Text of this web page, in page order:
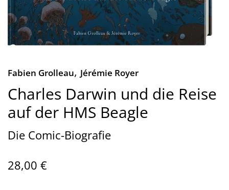
Fabien Grolleau, Jérémie Royer
Charles Darwin und die Reise
auf der HMS Beagle
Die Comic-Biografie
28,00 €